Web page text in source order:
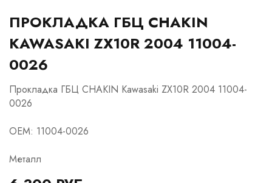
ПРОКЛАДКА ГБЦ CHAKIN
KAWASAKI ZX10R 2004 11004-
0026
Прокладка ГБЦ CHAKIN Kawasaki ZX10R 2004 11004-
0026
OEM: 11004-0026
Металл